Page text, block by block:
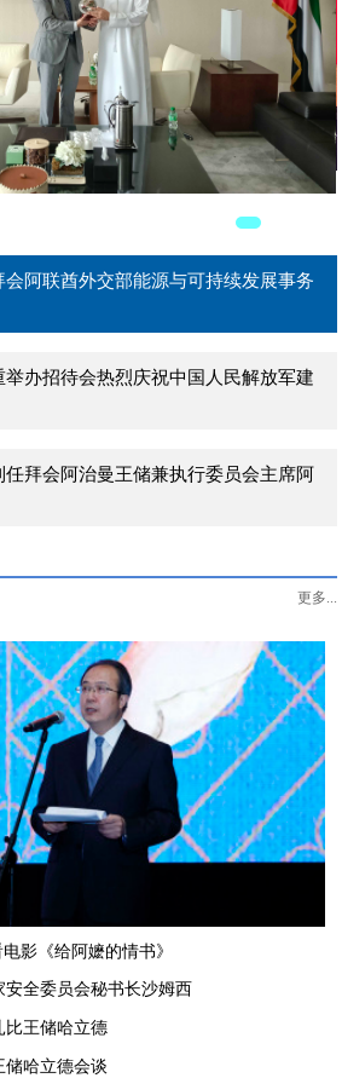
阿主流媒体发表署名文章《团结是强国
阿联酋外贸部长宰尤迪
阿联酋外交部能源与可持续发展事务
办招待会热烈庆祝中国人民解放军建
拜会阿治曼王储兼执行委员会主席阿
更多...
影《给阿嬷的情书》
全委员会秘书长沙姆西
比王储哈立德
储哈立德会谈